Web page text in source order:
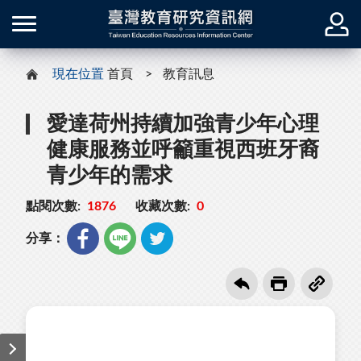
現在位置 首頁 教育訊息
愛達荷州持續加強青少年心理
健康服務並呼籲重視西班牙裔
青少年的需求
點閱次數: 1876 收藏次數: 0
分享：